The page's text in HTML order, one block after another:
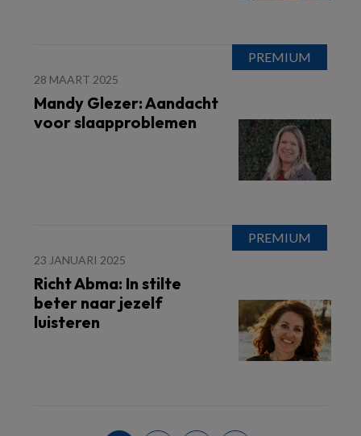
28 MAART 2025
Mandy Glezer: Aandacht
voor slaapproblemen
23 JANUARI 2025
Richt Abma: In stilte
beter naar jezelf
luisteren